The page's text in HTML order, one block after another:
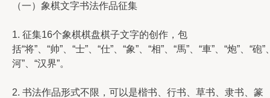
（一）象棋文字书法作品征集
1. 征集16个象棋棋盘棋子文字的创作，包
括“将”、“帅”、“士”、“仕”、“象”、“相”、“馬”、“車”、“炮”、“砲”
河”、“汉界”。
2. 书法作品形式不限，可以是楷书、行书、草书、隶书、篆